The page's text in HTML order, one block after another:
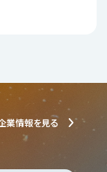
業情報を見る